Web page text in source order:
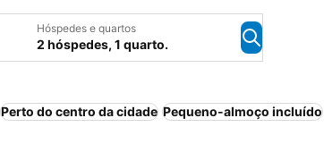
Hóspedes e quartos
2 hóspedes, 1 quarto.
Perto do centro da cidade Pequeno-almoço incluído